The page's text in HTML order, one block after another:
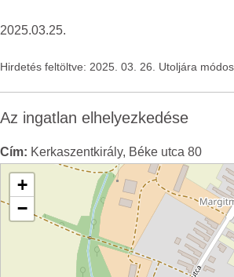
2025.03.25.
Hirdetés feltöltve: 2025. 03. 26. Utoljára
Az ingatlan elhelyezkedése
Cím: Kerkaszentkirály, Béke utca 80
+
−